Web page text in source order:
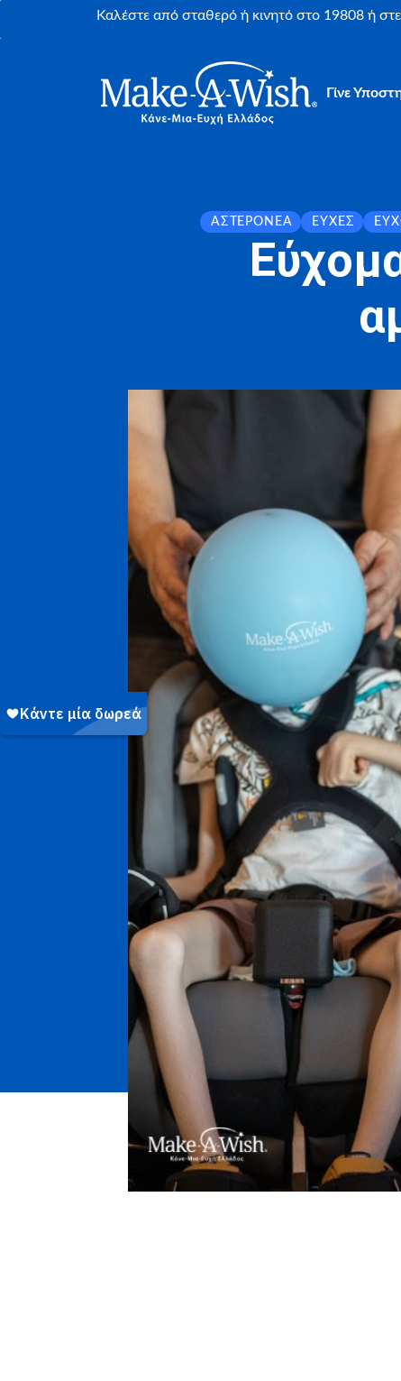
Καλέστε από σταθερό ή κινητό στο 19808 ή
Γίνε
ΑΣΤΕΡΟΝΈΑ ΕΥΧΈΣ